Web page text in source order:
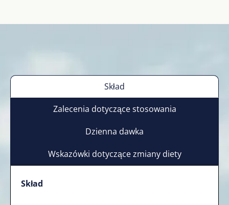
Skład
Zalecenia dotyczące stosowania
Dzienna dawka
Wskazówki dotyczące zmiany diety
Skład